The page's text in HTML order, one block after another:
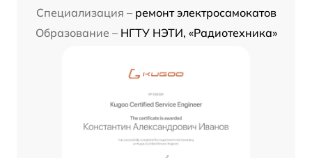
Специализация – ремонт электросамокатов
Образование – НГТУ НЭТИ, «Радиотехника»